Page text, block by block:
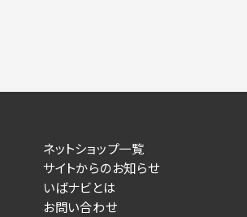
ネットショップ一覧
サイトからのお知らせ
いばナビとは
お問い合わせ